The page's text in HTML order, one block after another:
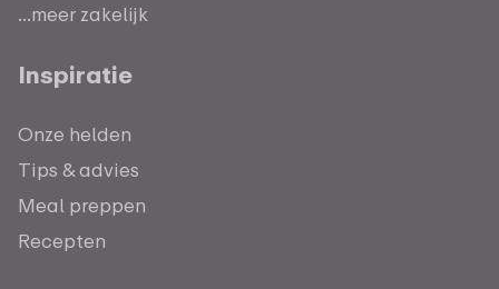
...meer zakelijk
Inspiratie
Onze helden
Tips & advies
Meal preppen
Recepten